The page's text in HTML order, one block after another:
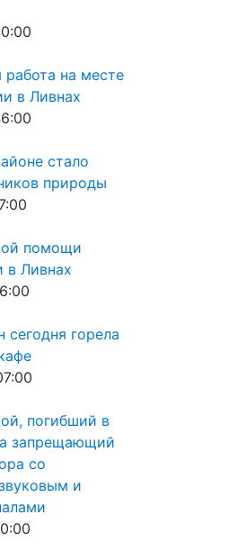
на месте
в Ливнах
стало
природы
помощи
в Ливнах
сегодня горела
погибший в
запрещающий
со
и